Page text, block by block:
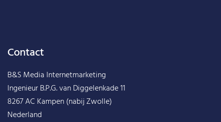
Contact
B&S Media Internetmarketing
Ingenieur B.P.G. van Diggelenkade 11
8267 AC Kampen (nabij Zwolle)
Nederland